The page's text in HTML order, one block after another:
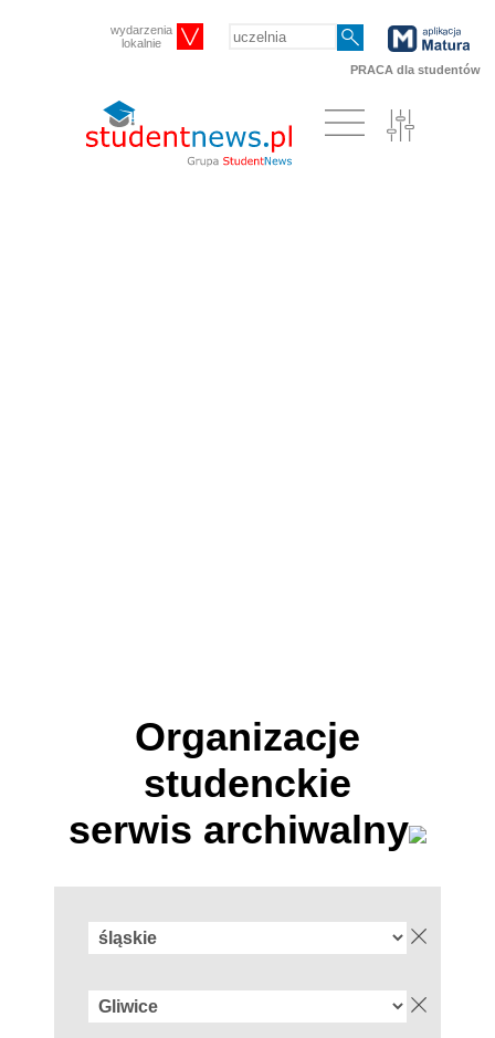
wydarzenia
lokalnie
PRACA dla studentów
Organizacje
studenckie
serwis archiwalny